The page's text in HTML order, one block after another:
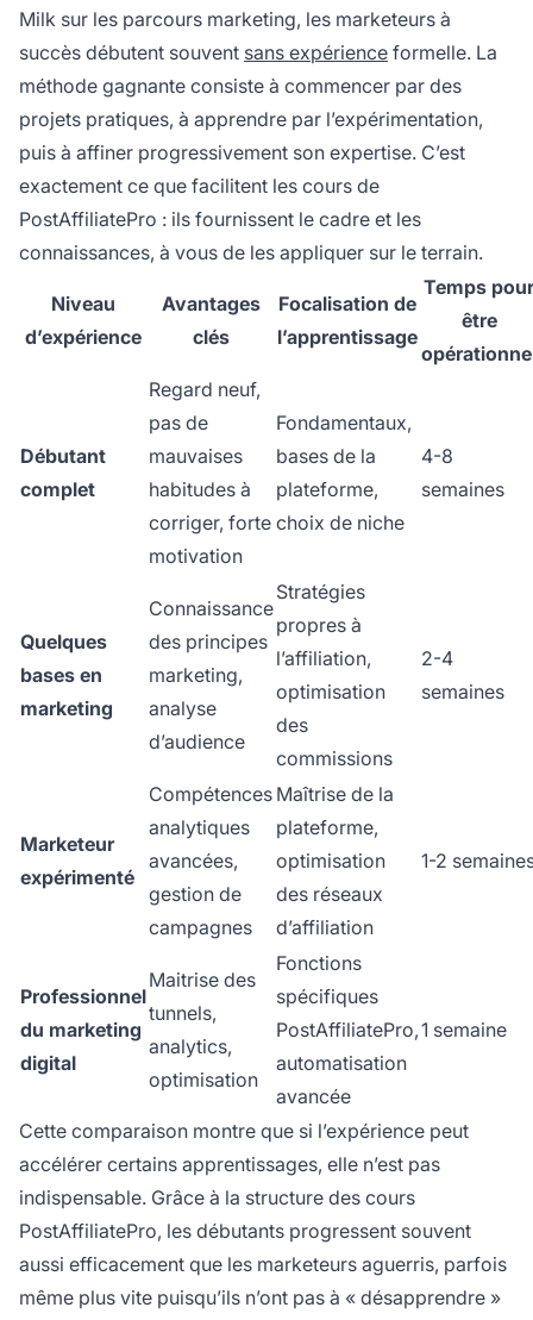
Milk sur les parcours marketing, les marketeurs à
succès débutent souvent sans expérience formelle. La
méthode gagnante consiste à commencer par des
projets pratiques, à apprendre par l’expérimentation,
puis à affiner progressivement son expertise. C’est
exactement ce que facilitent les cours de
PostAffiliatePro : ils fournissent le cadre et les
connaissances, à vous de les appliquer sur le terrain.
Niveau
d’expérience
Avantages
clés
Focalisation de
l’apprentissage
Temps pour
être
Débutant
complet
Regard neuf,
pas de
mauvaises
habitudes à
corriger, forte
motivation
Fondamentaux,
bases de la
plateforme,
choix de niche
4-8
semaines
Quelques
bases en
marketing
Connaissance
des principes
marketing,
analyse
d’audience
Stratégies
propres à
l’affiliation,
optimisation
des
commissions
2-4
semaines
Marketeur
expérimenté
Compétences
analytiques
avancées,
gestion de
campagnes
Maîtrise de la
plateforme,
optimisation
des réseaux
d’affiliation
1-2
Professionnel
du marketing
digital
Maitrise des
tunnels,
analytics,
optimisation
Fonctions
spécifiques
PostAffiliatePro,
automatisation
avancée
1 semaine
Cette comparaison montre que si l’expérience peut
accélérer certains apprentissages, elle n’est pas
indispensable. Grâce à la structure des cours
PostAffiliatePro, les débutants progressent souvent
aussi efficacement que les marketeurs aguerris, parfois
même plus vite puisqu’ils n’ont pas à « désapprendre »